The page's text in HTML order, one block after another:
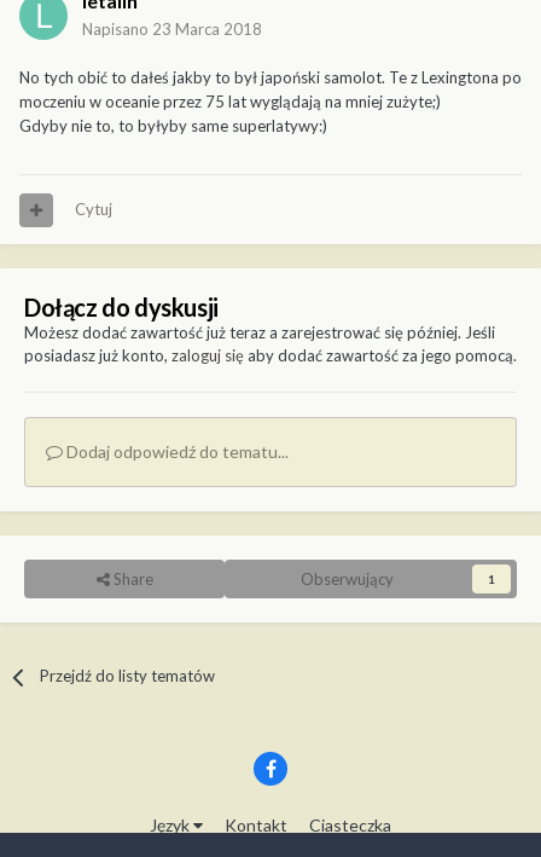
Napisano 23 Marca 2018
No tych obić to dałeś jakby to był japoński samolot. Te z Lexingtona po
moczeniu w oceanie przez 75 lat wyglądają na mniej zużyte;)
Gdyby nie to, to byłyby same superlatywy:)
Cytuj
Dołącz do dyskusji
Możesz dodać zawartość już teraz a zarejestrować się później. Jeśli
posiadasz już konto, zaloguj sięaby dodać zawartość za jego pomocą.
Dodaj odpowiedź do tematu...
Share Obserwujący 1
Przejdź do listy tematów
Język Kontakt Ciasteczka